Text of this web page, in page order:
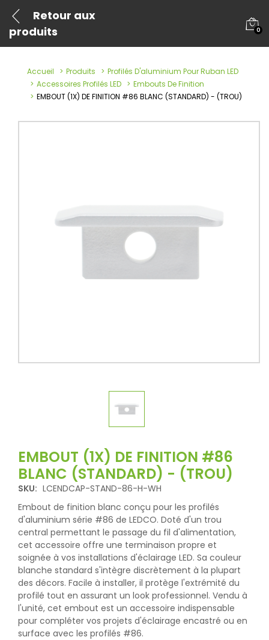
Retour aux
produits
0
Accueil Produits
Profilés D'aluminium Pour Ruban LED
Accessoires Profilés LED
Embouts De Finition
EMBOUT (1X) DE FINITION #86 BLANC (STANDARD) - (TROU)
EMBOUT (1X) DE FINITION #86
BLANC (STANDARD) - (TROU)
SKU: LCENDCAP-STAND-86-H-WH
Embout de finition blanc conçu pour les profilés
d'aluminium série #86 de LEDCO. Doté d'un trou
central permettant le passage du fil d'alimentation,
cet accessoire offre une terminaison propre et
soignée à vos installations d'éclairage LED. Sa couleur
blanche standard s'intègre discrètement à la plupart
des décors. Facile à installer, il protège l'extrémité du
profilé tout en assurant un look professionnel. Vendu à
l'unité, cet embout est un accessoire indispensable
pour compléter vos projets d'éclairage encastré ou en
surface avec les profilés #86.